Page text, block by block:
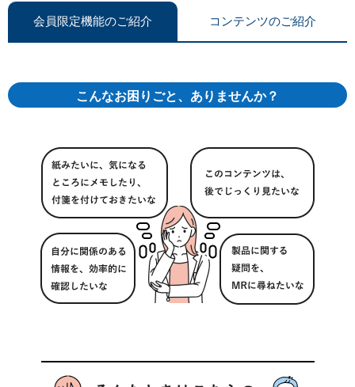
会員限定機能のご紹介 コンテンツのご紹介
こんなお困りごと、ありませんか？